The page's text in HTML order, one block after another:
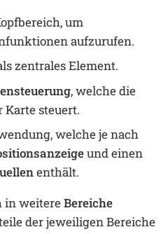
um
aufzurufen.
zentrales Element.
, welche die
steuert.
welche je nach
und einen
enthält.
in weitereBereiche
der jeweiligen Bereiche